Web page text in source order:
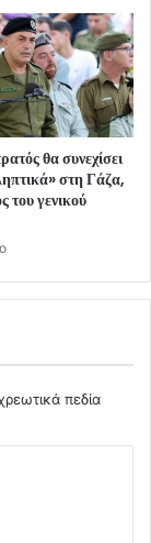
θα συνεχίσει
στη Γάζα,
του γενικού
πεδία